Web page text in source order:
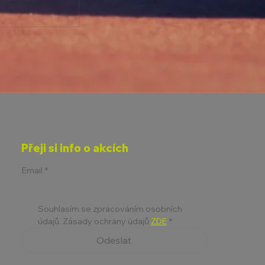
Přeji si info o akcích
Email *
Souhlasím se zpracováním osobních
údajů. Zásady ochrany údajů ZDE *
Odeslat